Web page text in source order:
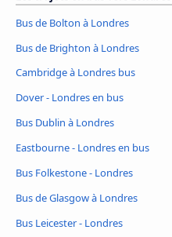
Bus de Bolton à Londres
Bus de Brighton à Londres
Cambridge à Londres bus
Dover - Londres en bus
Bus Dublin à Londres
Eastbourne - Londres en bus
Bus Folkestone - Londres
Bus de Glasgow à Londres
Bus Leicester - Londres